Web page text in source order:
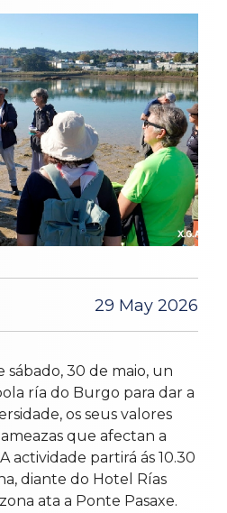
29 May 2026
sábado, 30 de maio, un
ría do Burgo para dar a
os seus valores
que afectan a
actividade partirá ás 10.30
diante do Hotel Rías
ata a Ponte Pasaxe.